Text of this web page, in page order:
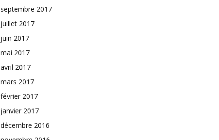
septembre 2017
juillet 2017
juin 2017
mai 2017
avril 2017
mars 2017
février 2017
janvier 2017
décembre 2016